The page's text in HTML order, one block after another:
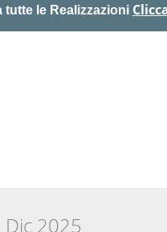
tutte le Realizzazioni
Dic 2025